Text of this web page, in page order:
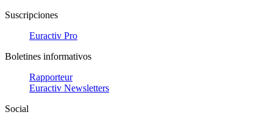
Suscripciones
Euractiv Pro
Boletines informativos
Rapporteur
Euractiv Newsletters
Social